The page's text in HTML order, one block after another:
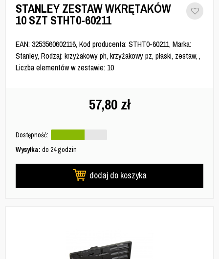
STANLEY ZESTAW WKRĘTAKÓW
10 SZT STHT0-60211
EAN: 3253560602116, Kod producenta: STHT0-60211, Marka:
Stanley, Rodzaj: krzyżakowy ph, krzyżakowy pz, płaski, zestaw, ,
Liczba elementów w zestawie: 10
57,80 zł
Dostępność:
Wysyłka: do 24 godzin
dodaj do koszyka